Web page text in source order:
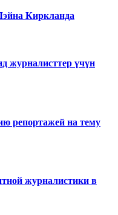
Киркланда
журналисттер үчүн
репортажей на тему
журналистики в